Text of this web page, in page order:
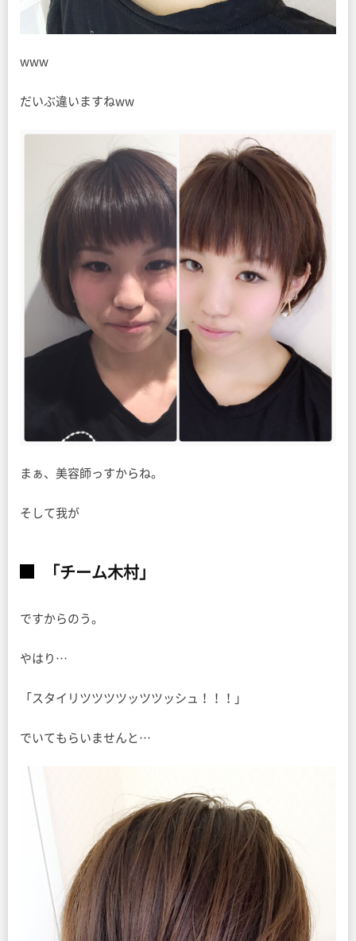
www
だいぶ違いますねww
まぁ、美容師っすからね。
そして我が
「チーム木村」
ですからのう。
やはり…
「スタイリツツツツッツツッシュ！！！」
でいてもらいませんと…